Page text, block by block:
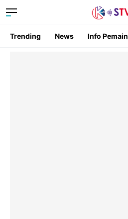
Trending News Info Pemain